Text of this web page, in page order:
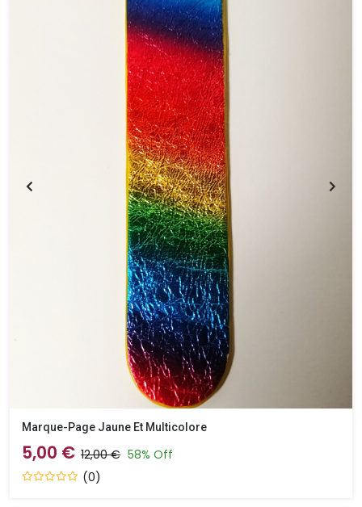
Marque-Page Jaune Et Multicolore
5,00 € 12,00 € 58% Off
(0)